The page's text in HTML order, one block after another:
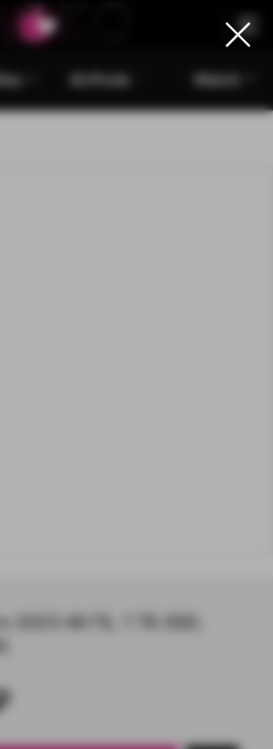
AirPods Watch
2023 48 ГБ, 1 ТБ SSD,